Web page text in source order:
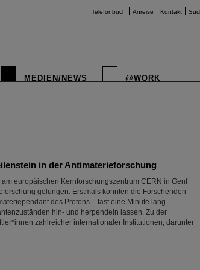
Telefonbuch Anreise Kontakt
MEDIEN/NEWS @WORK
in der Antimaterieforschung
europäischen Kernforschungszentrum CERN in Genf
gelungen: Erstmals konnten die Forschenden
des Protons – fast eine Minute lang
hin- und herpendeln lassen. Zu der
zahlreicher internationaler Institutionen, darunter